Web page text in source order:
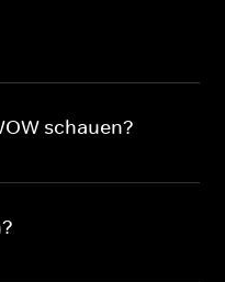
schauen?